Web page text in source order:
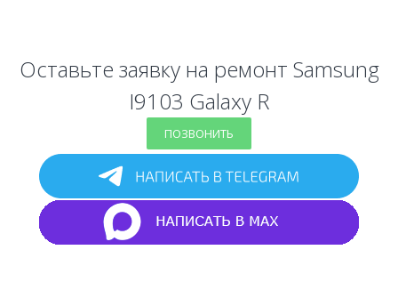
Оставьте заявку на ремонт Samsung
I9103 Galaxy R
ПОЗВОНИТЬ